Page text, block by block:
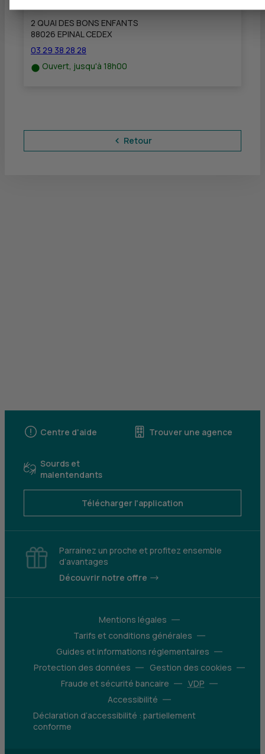
2 QUAI DES BONS ENFANTS
88026 EPINAL CEDEX
03 29 38 28 28
Ouvert, jusqu'à 18h00
Retour
Centre d'aide Trouver une agence
Sourds et
malentendants
Télécharger l'application
Parrainez un proche et profitez ensemble
d’avantages
Découvrir notre offre
Mentions légales
Tarifs et conditions générales
Guides et informations réglementaires
Protection des données
Gestion des cookies
Fraude et sécurité bancaire
VDP
Accessibilité
Déclaration d’accessibilité : partiellement
conforme